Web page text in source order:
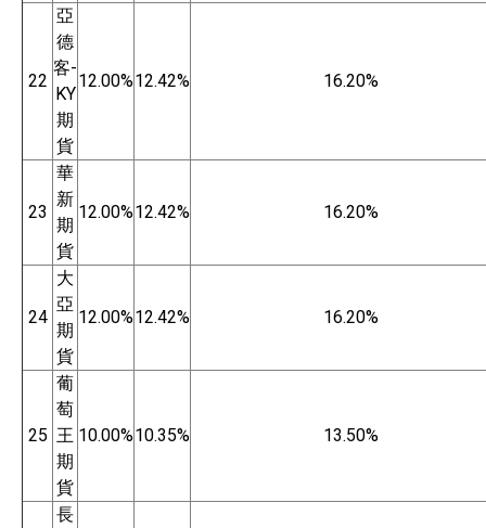
22
亞
德
客-
KY
期
貨
12.00%12.42% 16.20%
23
華
新
期
貨
12.00%12.42% 16.20%
24
大
亞
期
貨
12.00%12.42% 16.20%
25
葡
萄
王
期
貨
10.00%10.35% 13.50%
長